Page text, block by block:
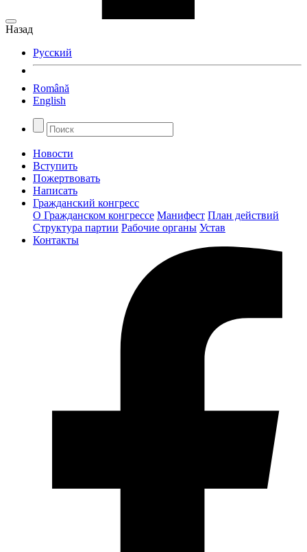
Назад
Русский
Română
English
Новости
Вступить
Пожертвовать
Написать
Гражданский конгресс
О Гражданском конгрессе Манифест План действий
Структура партии Рабочие органы Устав
Контакты